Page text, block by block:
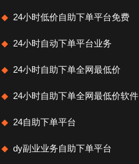
24小时低价自助下单平台免费
24小时自动下单平台业务
24小时自助下单全网最低价
24小时自助下单全网最低价软件
24自助下单平台
dy副业业务自助下单平台